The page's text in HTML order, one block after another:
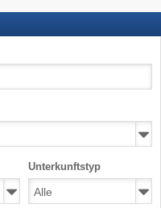
Unterkunftstyp